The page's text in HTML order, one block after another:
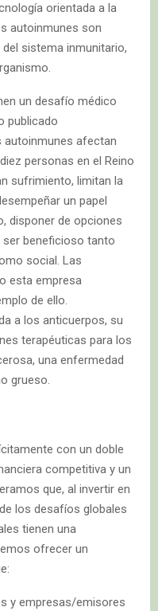
orientada a la
autoinmunes son
sistema inmunitario,
un desafío médico
publicado
autoinmunes afectan
personas en el Reino
sufrimiento, limitan la
un papel
disponer de opciones
beneficioso tanto
social. Las
esta empresa
de ello.
a los anticuerpos, su
terapéuticas para los
una enfermedad
grueso.
con un doble
competitiva y un
que, al invertir en
los desafíos globales
tienen una
ofrecer un
y empresas/emisores